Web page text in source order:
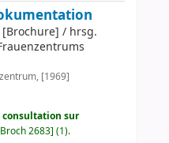
[Brochure] / hrsg.
[1969]
consultation sur
2683] (1).